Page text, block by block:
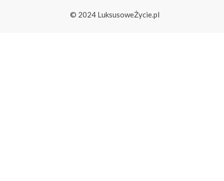
© 2024 LuksusoweŻycie.pl